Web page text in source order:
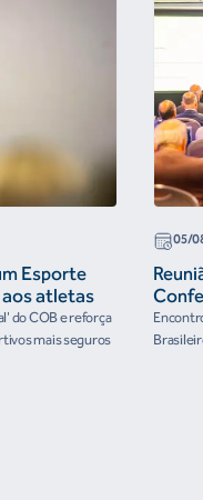
Esporte
aos atletas
do COB e reforça
mais seguros
05/
the